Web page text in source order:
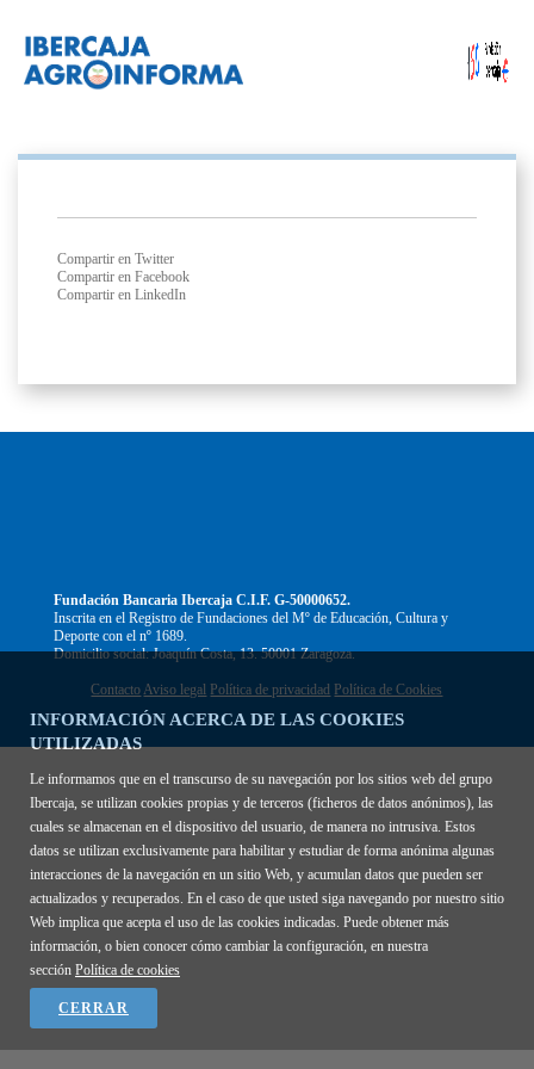
INFORMACIÓN ACERCA DE LAS COOKIES
UTILIZADAS
Le informamos que en el transcurso de su navegación por los sitios web del grupo
Ibercaja, se utilizan cookies propias y de terceros (ficheros de datos anónimos), las
cuales se almacenan en el dispositivo del usuario, de manera no intrusiva. Estos
datos se utilizan exclusivamente para habilitar y estudiar de forma anónima algunas
interacciones de la navegación en un sitio Web, y acumulan datos que pueden ser
actualizados y recuperados. En el caso de que usted siga navegando por nuestro sitio
Web implica que acepta el uso de las cookies indicadas. Puede obtener más
información, o bien conocer cómo cambiar la configuración, en nuestra
sección Política de cookies
CERRAR
Compartir en Twitter
Compartir en Facebook
Compartir en LinkedIn
Fundación Bancaria Ibercaja C.I.F. G-50000652.
Inscrita en el Registro de Fundaciones del Mº de Educación, Cultura y
Deporte con el nº 1689.
Domicilio social: Joaquín Costa, 13. 50001 Zaragoza.
Contacto Aviso legal Política de privacidad Política de Cookies